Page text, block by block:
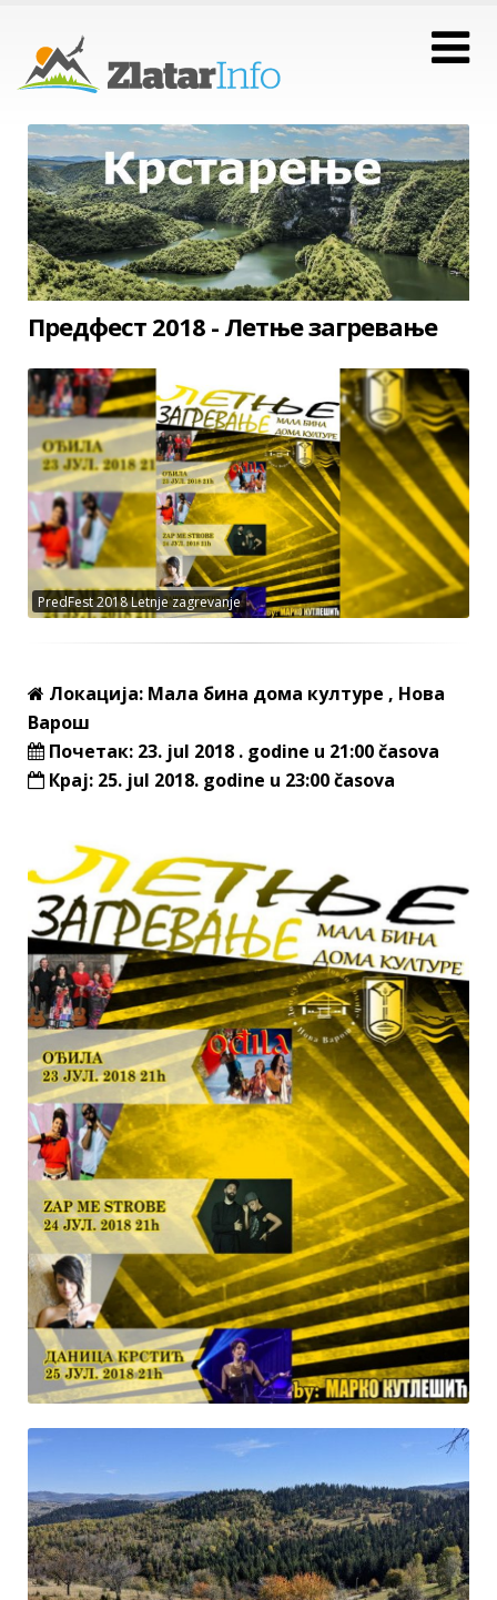
Предфест 2018 - Летње загревање
PredFest 2018 Letnje zagrevanje
Локација: Мала бина дома културе , Нова
Варош
Почетак: 23. jul 2018 . godine u 21:00 časova
Крај: 25. jul 2018. godine u 23:00 časova